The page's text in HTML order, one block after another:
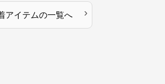
アイテムの一覧へ ›